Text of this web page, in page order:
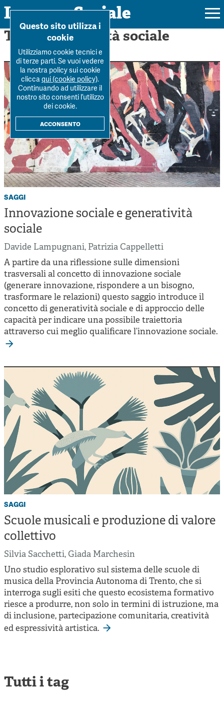
Impresa Sociale
Rivista
Ultimo numero
La Rivista
Submission
Colophon
Autori
Archivio
Argomenti
Forum
Forum
Tutti gli articoli
Autori
Argomenti
Dossier
Tutti i dossier
Workshop Impresa Sociale 2021
Impresa sociale, reciprocità e sostenibilità
Innovazione sociale
Cooperative di comunità
Impresa sociale e democrazia
Acini di fuoco - Dossier Mezzogiorno
Valutazione e dintorni
Chi siamo
Contatti
Sostienici
Home
Tag: Generatività sociale
saggi
Innovazione sociale e generatività
sociale
Davide Lampugnani, Patrizia Cappelletti
A partire da una riflessione sulle dimensioni
trasversali al concetto di innovazione sociale
(generare innovazione, rispondere a un bisogno,
trasformare le relazioni) questo saggio introduce il
concetto di generatività sociale e di approccio delle
capacità per indicare una possibile traiettoria
attraverso cui meglio qualificare l’innovazione sociale.
saggi
Scuole musicali e produzione di valore
collettivo
Silvia Sacchetti,Giada Marchesin
Uno studio esplorativo sul sistema delle scuole di
musica della Provincia Autonoma di Trento, che si
interroga sugli esiti che questo ecosistema formativo
riesce a produrre, non solo in termini di istruzione, ma
di inclusione, partecipazione comunitaria, creatività
ed espressività artistica.
Tutti i tag
Questo sito utilizza i
cookie
Utilizziamo cookie tecnici e
di terze parti. Se vuoi vedere
la nostra policy sui cookie
cliccaqui (cookie policy).
Continuando ad utilizzare il
nostro sito consenti l’utilizzo
dei cookie.
acconsento